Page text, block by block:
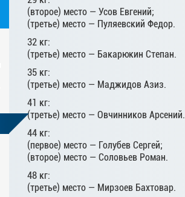
(второе) место — Усов Евгений;
(третье) место — Пуляевский Федор.
32 кг:
(третье) место — Бакарюкин Степан.
35 кг:
(третье) место — Маджидов Азиз.
41 кг:
(третье) место — Овчинников Арсений.
44 кг:
(первое) место — Голубев Сергей;
(второе) место — Соловьев Роман.
48 кг:
(третье) место — Мирзоев Бахтовар.